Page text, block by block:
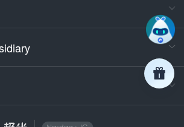
days)
9:30-
Email